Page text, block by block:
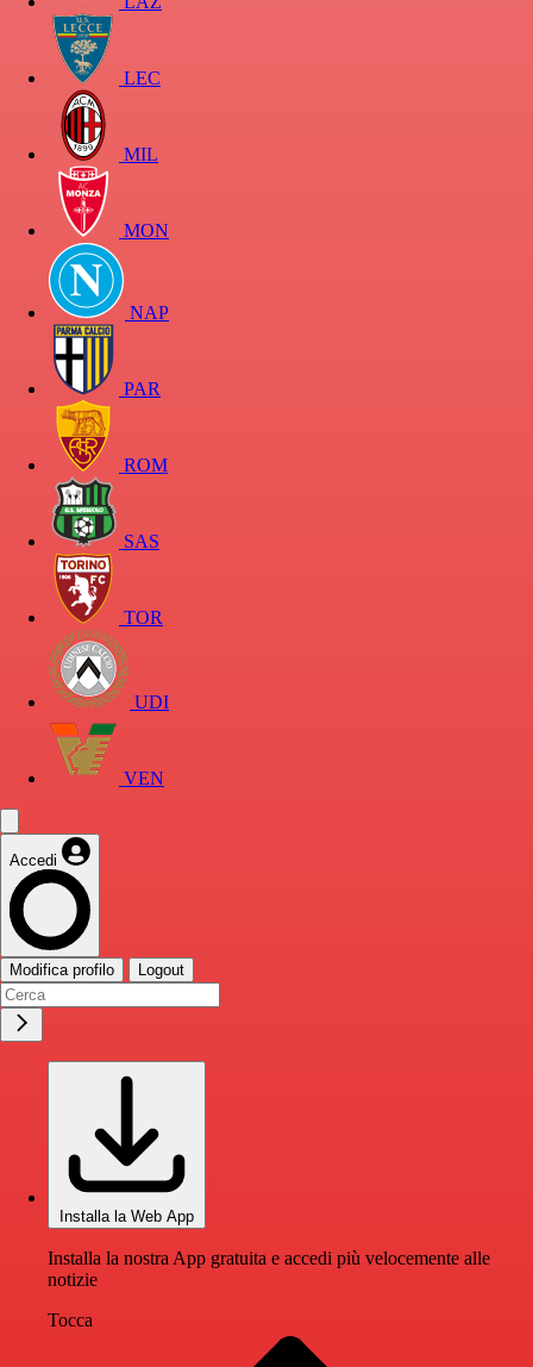
LEC
MIL
MON
NAP
PAR
ROM
SAS
TOR
UDI
VEN
Accedi
Modifica profilo Logout
Installa la Web App
Installa la nostra App gratuita e accedi più velocemente alle
notizie
Tocca